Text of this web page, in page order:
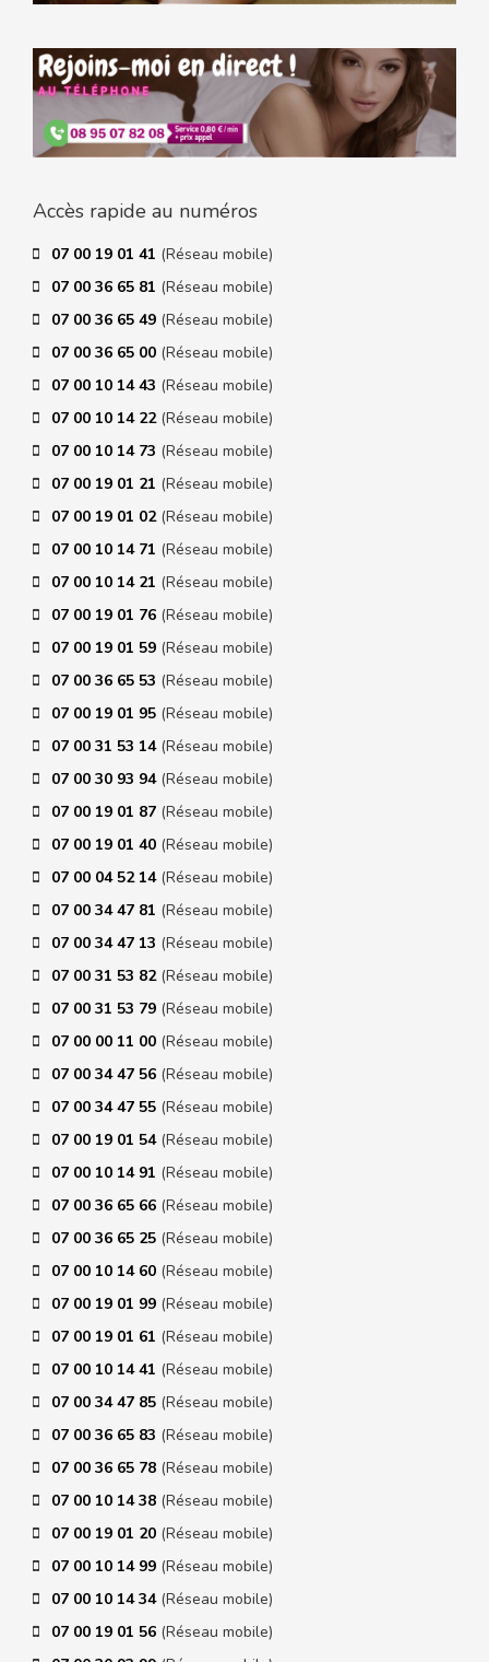
Accès rapide au numéros
07 00 19 01 41 (Réseau mobile)
07 00 36 65 81 (Réseau mobile)
07 00 36 65 49 (Réseau mobile)
07 00 36 65 00 (Réseau mobile)
07 00 10 14 43 (Réseau mobile)
07 00 10 14 22 (Réseau mobile)
07 00 10 14 73 (Réseau mobile)
07 00 19 01 21 (Réseau mobile)
07 00 19 01 02 (Réseau mobile)
07 00 10 14 71 (Réseau mobile)
07 00 10 14 21 (Réseau mobile)
07 00 19 01 76 (Réseau mobile)
07 00 19 01 59 (Réseau mobile)
07 00 36 65 53 (Réseau mobile)
07 00 19 01 95 (Réseau mobile)
07 00 31 53 14 (Réseau mobile)
07 00 30 93 94 (Réseau mobile)
07 00 19 01 87 (Réseau mobile)
07 00 19 01 40 (Réseau mobile)
07 00 04 52 14 (Réseau mobile)
07 00 34 47 81 (Réseau mobile)
07 00 34 47 13 (Réseau mobile)
07 00 31 53 82 (Réseau mobile)
07 00 31 53 79 (Réseau mobile)
07 00 00 11 00 (Réseau mobile)
07 00 34 47 56 (Réseau mobile)
07 00 34 47 55 (Réseau mobile)
07 00 19 01 54 (Réseau mobile)
07 00 10 14 91 (Réseau mobile)
07 00 36 65 66 (Réseau mobile)
07 00 36 65 25 (Réseau mobile)
07 00 10 14 60 (Réseau mobile)
07 00 19 01 99 (Réseau mobile)
07 00 19 01 61 (Réseau mobile)
07 00 10 14 41 (Réseau mobile)
07 00 34 47 85 (Réseau mobile)
07 00 36 65 83 (Réseau mobile)
07 00 36 65 78 (Réseau mobile)
07 00 10 14 38 (Réseau mobile)
07 00 19 01 20 (Réseau mobile)
07 00 10 14 99 (Réseau mobile)
07 00 10 14 34 (Réseau mobile)
07 00 19 01 56 (Réseau mobile)